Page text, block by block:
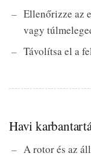
Ellenőrizze az
vagy
Távolítsa el a
Havi
A rotor és az